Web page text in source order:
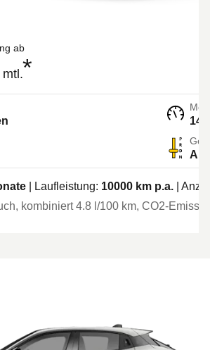
ab
mtl.*
| Laufleistung: 10000 km p.a.
|
kombiniert4.8 l/100 km, CO2-